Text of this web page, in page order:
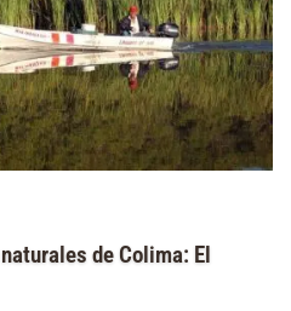
de Colima: El